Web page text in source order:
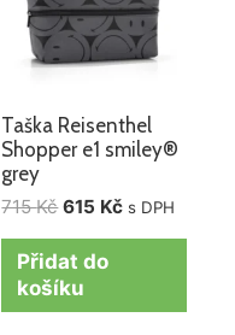
Taška Reisenthel
Shopper e1 smiley®
grey
715Kč 615 Kč s DPH
Přidat do
košíku